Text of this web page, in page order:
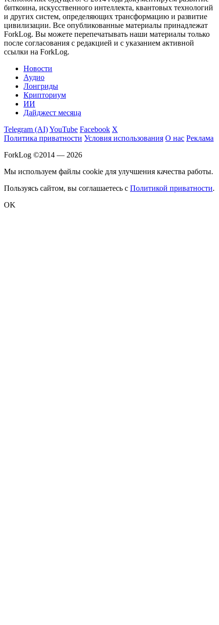
биткоина, искусственного интеллекта, квантовых технологий
и других систем, определяющих трансформацию и развитие
цивилизации. Все опубликованные материалы принадлежат
ForkLog. Вы можете перепечатывать наши материалы только
после согласования с редакцией и с указанием активной
ссылки на ForkLog.
Новости
Аудио
Лонгриды
Крипториум
ИИ
Дайджест месяца
Telegram (AI)YouTube Facebook X
Политика приватности Условия использования О нас Реклама
ForkLog ©2014 — 2026
Мы используем файлы cookie для улучшения качества работы.
Пользуясь сайтом, вы соглашаетесь с Политикой приватности.
OK